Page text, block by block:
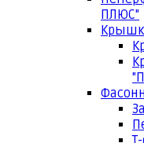
ПЛЮС"